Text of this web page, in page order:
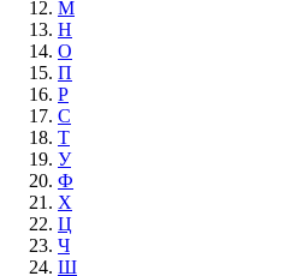
М
Н
О
П
Р
С
Т
У
Ф
Х
Ц
Ч
Ш